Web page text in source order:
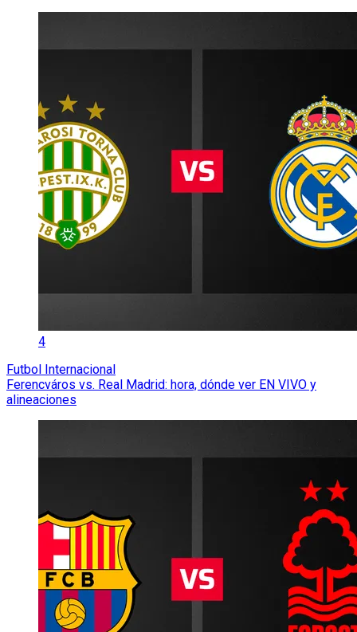
4
Futbol Internacional
Ferencváros vs. Real Madrid: hora, dónde ver EN VIVO y
alineaciones